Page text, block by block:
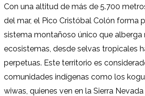
Con una altitud de más de 5.700
del mar, el Pico Cristóbal Colón forma
sistema montañoso único que alberga
ecosistemas, desde selvas tropicales
perpetuas. Este territorio es
comunidades indígenas como los
wiwas, quienes ven en la Sierra